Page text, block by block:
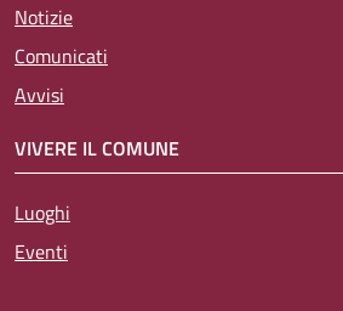
Notizie
Comunicati
Avvisi
VIVERE IL COMUNE
Luoghi
Eventi